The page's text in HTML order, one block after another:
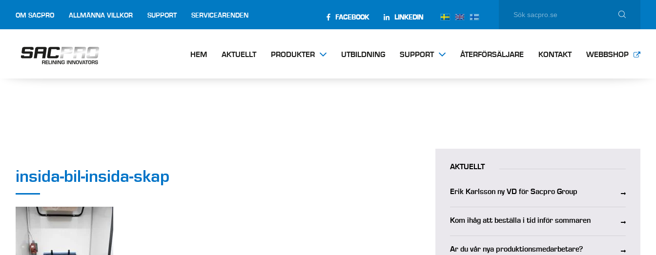
OM SACPRO ALLMÄNNA VILLKOR SUPPORT SERVICEÄRENDEN FACEBOOK LINKEDIN
HEM AKTUELLT PRODUKTER UTBILDNING SUPPORT ÅTERFÖRSÄLJARE KONTAKT WEBBSHOP
insida-bil-insida-skap
AKTUELLT
Erik Karlsson ny VD för Sacpro Group
Kom ihåg att beställa i tid inför sommaren
Är du vår nya produktionsmedarbetare?